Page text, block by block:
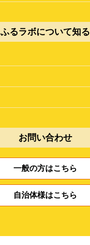
ふるラボについて知る
お問い合わせ
一般の方はこちら
自治体様はこちら